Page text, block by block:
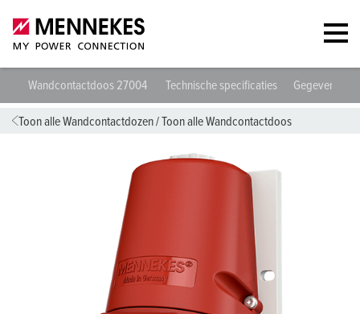
Wandcontactdoos 27004 Technische specificaties
Toon alle Wandcontactdozen/Toon alle Wandcontactdoos